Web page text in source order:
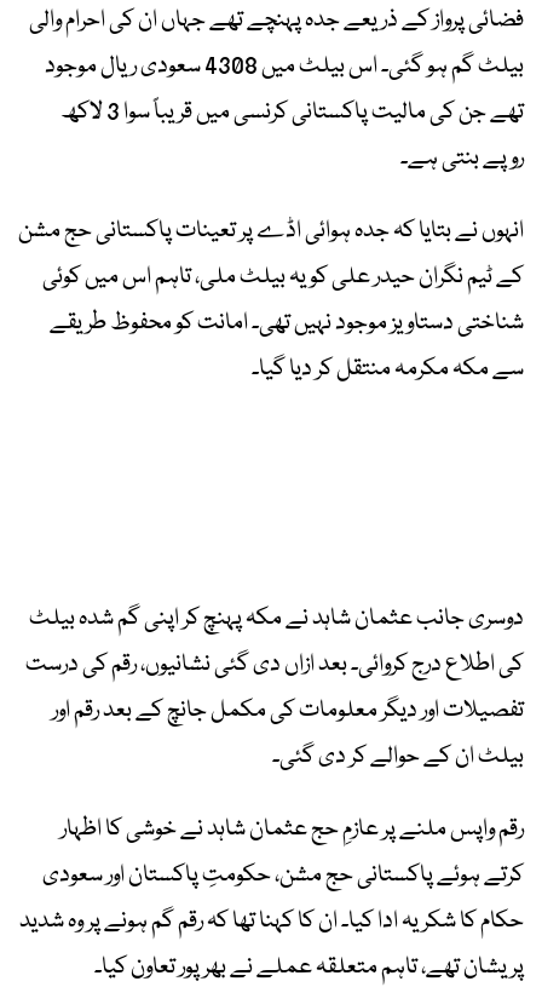
فضائی پرواز کے ذریعے جدہ پہنچے تھے جہاں ان کی احرام والی
بیلٹ گم ہو گئی۔ اس بیلٹ میں 4308 سعودی ریال موجود
تھے جن کی مالیت پاکستانی کرنسی میں قریباً سوا 3 لاکھ
روپے بنتی ہے۔
انہوں نے بتایا کہ جدہ ہوائی اڈے پر تعینات پاکستانی حج مشن
کے ٹیم نگران حیدر علی کو یہ بیلٹ ملی، تاہم اس میں کوئی
شناختی دستاویز موجود نہیں تھی۔ امانت کو محفوظ طریقے
سے مکہ مکرمہ منتقل کر دیا گیا۔
دوسری جانب عثمان شاہد نے مکہ پہنچ کر اپنی گم شدہ بیلٹ
کی اطلاع درج کروائی۔ بعد ازاں دی گئی نشانیوں، رقم کی درست
تفصیلات اور دیگر معلومات کی مکمل جانچ کے بعد رقم اور
بیلٹ ان کے حوالے کر دی گئی۔
رقم واپس ملنے پر عازمِ حج عثمان شاہد نے خوشی کا اظہار
کرتے ہوئے پاکستانی حج مشن، حکومتِ پاکستان اور سعودی
حکام کا شکریہ ادا کیا۔ ان کا کہنا تھا کہ رقم گم ہونے پر وہ شدید
پریشان تھے، تاہم متعلقہ عملے نے بھرپور تعاون کیا۔